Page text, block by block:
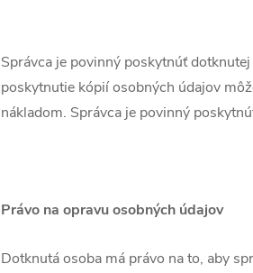
Správca je povinný poskytnúť
poskytnutie kópií osobných údajov
nákladom. Správca je povinný
Právo na opravu osobných údajov
Dotknutá osoba má právo na to, aby